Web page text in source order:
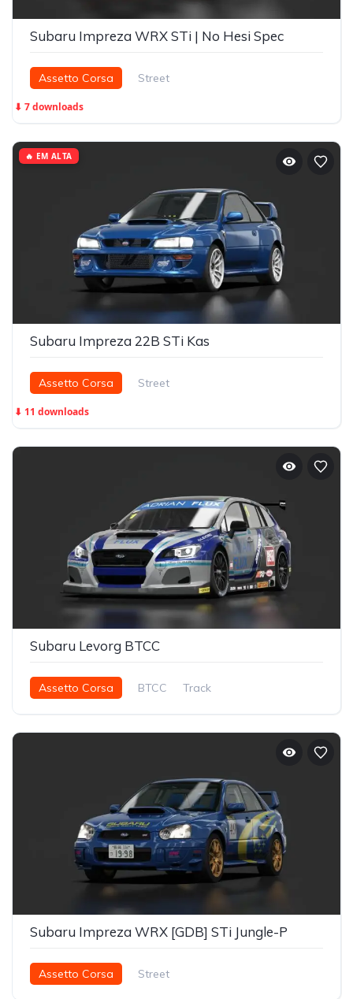
Subaru Impreza WRX STi | No Hesi Spec
Assetto Corsa Street
⬇ 7 downloads
Subaru Impreza 22B STi Kas
Assetto Corsa Street
⬇ 11 downloads
🔥 EM ALTA
Subaru Levorg BTCC
Assetto Corsa BTCC Track
Subaru Impreza WRX [GDB] STi Jungle-P
Assetto Corsa Street